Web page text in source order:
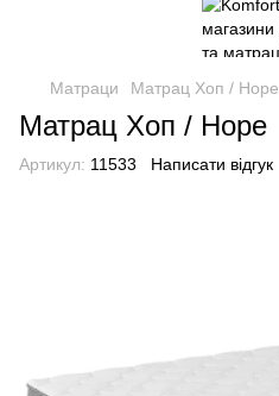
Матраци Матрац Хоп / Hope
Матрац Хоп / Hope
Артикул: 11533 Написати відгук